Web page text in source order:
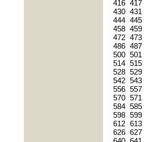
416 417
430 431
444 445
458 459
472 473
486 487
500 501
514 515
528 529
542 543
556 557
570 571
584 585
598 599
612 613
626 627